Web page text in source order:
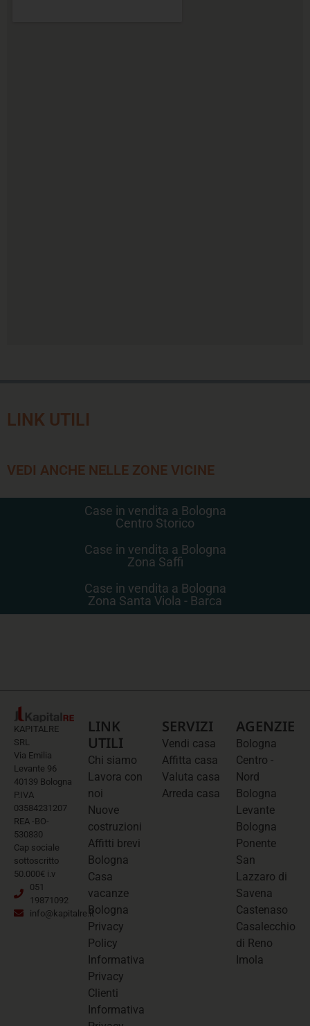
LINK UTILI
VEDI ANCHE NELLE ZONE VICINE
Case in vendita a Bologna
Centro Storico
Case in vendita a Bologna
Zona Saffi
Case in vendita a Bologna
Zona Santa Viola - Barca
KAPITALRE
SRL
Via Emilia
Levante 96
40139 Bologna
P.IVA
03584231207
REA -BO-
530830
Cap sociale
sottoscritto
50.000€ i.v
051
19871092
info@kapitalre.it
LINK
UTILI
Chi siamo
Lavora con
noi
Nuove
costruzioni
Affitti brevi
Bologna
Casa
vacanze
Bologna
Privacy
Policy
Informativa
Privacy
Clienti
Informativa
SERVIZI
Vendi casa
Affitta casa
Valuta casa
Arreda casa
AGENZIE
Bologna
Centro -
Nord
Bologna
Levante
Bologna
Ponente
San
Lazzaro di
Savena
Castenaso
Casalecchio
di Reno
Imola